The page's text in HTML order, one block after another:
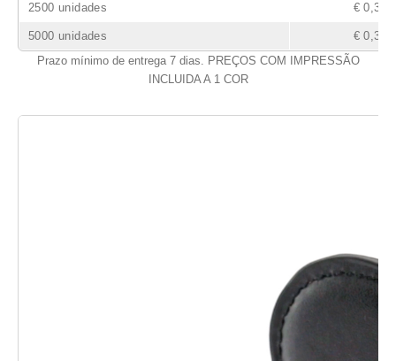
2500 unidades € 0,37
5000 unidades
€ 0,36
Prazo mínimo de entrega 7 dias. PREÇOS COM IMPRESSÃO
INCLUIDA A 1 COR